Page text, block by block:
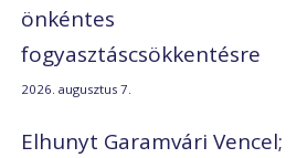
önkéntes
fogyasztáscsökkentésre
2026. augusztus 7.
Elhunyt Garamvári Vencel;